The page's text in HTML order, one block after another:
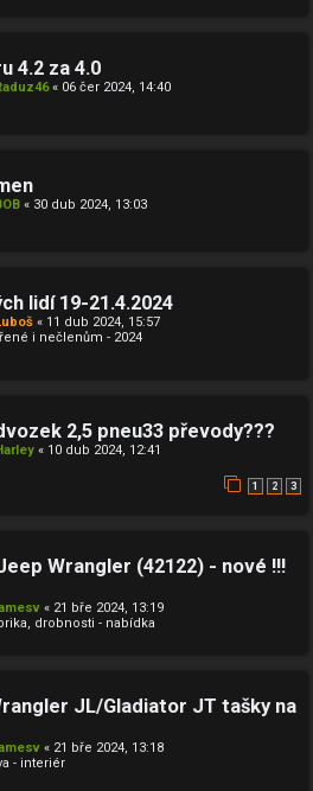
4.2 za 4.0
« 06 čer 2024, 14:40
« 30 dub 2024, 13:03
lidí 19-21.4.2024
« 11 dub 2024, 15:57
i nečlenům - 2024
2,5 pneu33 převody???
« 10 dub 2024, 12:41
1 2 3
Wrangler (42122) - nové !!!
« 21 bře 2024, 13:19
drobnosti - nabídka
JL/Gladiator JT tašky na
« 21 bře 2024, 13:18
- interiér